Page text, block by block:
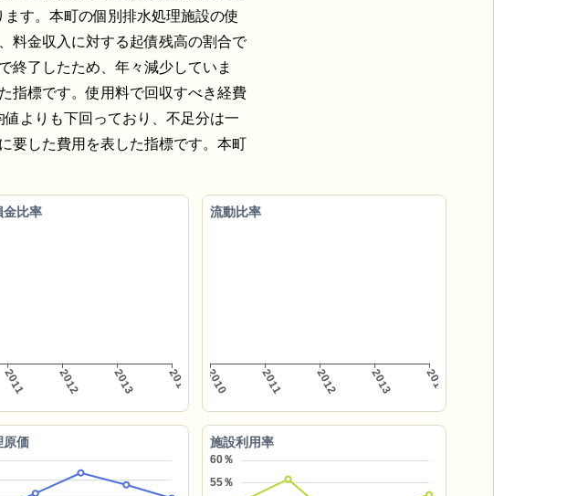
す。本町の個別排水処理施設の使
料金収入に対する起債残高の割合で
終了したため、年々減少していま
指標です。使用料で回収すべき経費
よりも下回っており、不足分は一
要した費用を表した指標です。本町
金比率 流動比率
原価 施設利用率